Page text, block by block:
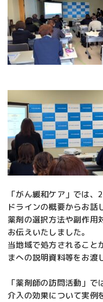
「がん緩和ケア」では
ドラインの概要からお話
薬剤の選択方法や副作用
お伝えいたしました。
当地域で処方されること
まへの説明資料等をお渡
「薬剤師の訪問活動」
介入の効果について実例